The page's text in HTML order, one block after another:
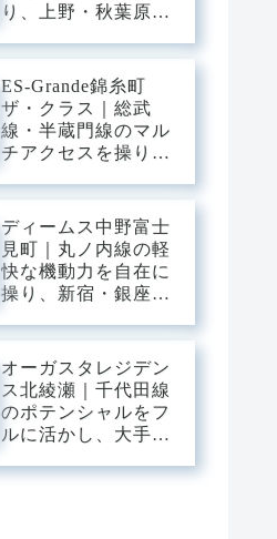
り、上野・秋葉原・
三ノ輪の「味わい深
い情緒」を普段使い
にし、静穏な私域に
寛ぐアーバン・ベー
ス。
ES-Grande錦糸町
ザ・クラス｜総武
線・半蔵門線のマル
チアクセスを操り、
へ一直線。錦糸町の
「先進インフラ」を
普段使いにし、静穏
な私域に寛ぐアーバ
ン・ベース。
ディームス中野富士
見町｜丸ノ内線の軽
快な機動力を自在に
操り、新宿・銀座・
野・弥生町の「静穏
な平穏」に還る、洗
練のアーバン・スタ
イリッシュベース。
オーガスタレジデン
ス北綾瀬｜千代田線
のポテンシャルをフ
ルに活かし、大手
へダイレクト。東和